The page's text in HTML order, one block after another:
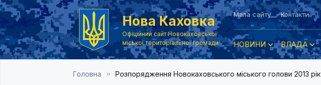
Нова Каховка
Офіційний сайт Новокаховської
міської територіальної громади
Мапа сайту Контакти
НОВИНИ ВЛАДА
Головна Розпорядження Новокаховського міського голови 2013 рік